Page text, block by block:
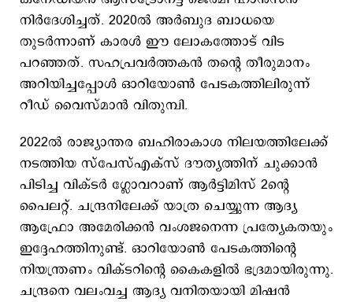
നിര്‍ദേശിച്ചത്. 2020ല്‍ അര്‍ബുദ ബാധയെ
തുടര്‍ന്നാണ് കാരള്‍ ഈ ലോകത്തോട് വിട
പറഞ്ഞത്. സഹപ്രവര്‍ത്തകന്‍ തന്റെ തീരുമാനം
അറിയിച്ചപ്പോള്‍ ഓറിയോണ്‍ പേടകത്തിലിരുന്ന്
റീഡ് വൈസ്മാന്‍ വിതുമ്പി.
2022ൽ രാജ്യാന്തര ബഹിരാകാശ നിലയത്തിലേക്ക്
നടത്തിയ സ്പേസ്എക്സ് ദൗത്യത്തിന് ചുക്കാൻ
പിടിച്ച വിക്ടർ ഗ്ലോവറാണ് ആർട്ടിമിസ് 2ന്റെ
പൈലറ്റ്. ചന്ദ്രനിലേക്ക് യാത്ര ചെയ്യുന്ന ആദ്യ
ആഫ്രോ അമേരിക്കന്‍ വംശജനെന്ന പ്രത്യേകതയും
ഇദ്ദേഹത്തിനുണ്ട്. ഓറിയോണ്‍ പേടകത്തിന്റെ
നിയന്ത്രണം വിക്ടറിന്റെ കൈകളില്‍ ഭദ്രമായിരുന്നു.
ചന്ദ്രനെ വലംവച്ച ആദ്യ വനിതയായി മിഷൻ